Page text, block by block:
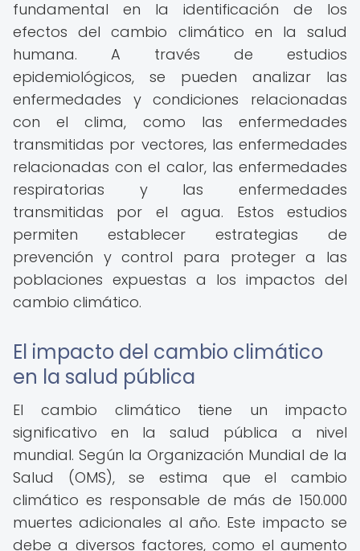
fundamental en la identificación de los
efectos del cambio climático en la salud
humana. A través de estudios
epidemiológicos, se pueden analizar las
enfermedades y condiciones relacionadas
con el clima, como las enfermedades
transmitidas por vectores, las enfermedades
relacionadas con el calor, las enfermedades
respiratorias y las enfermedades
transmitidas por el agua. Estos estudios
permiten establecer estrategias de
prevención y control para proteger a las
poblaciones expuestas a los impactos del
cambio climático.
El impacto del cambio climático
en la salud pública
El cambio climático tiene un impacto
significativo en la salud pública a nivel
mundial. Según la Organización Mundial de la
Salud (OMS), se estima que el cambio
climático es responsable de más de 150.000
muertes adicionales al año. Este impacto se
debe a diversos factores, como el aumento